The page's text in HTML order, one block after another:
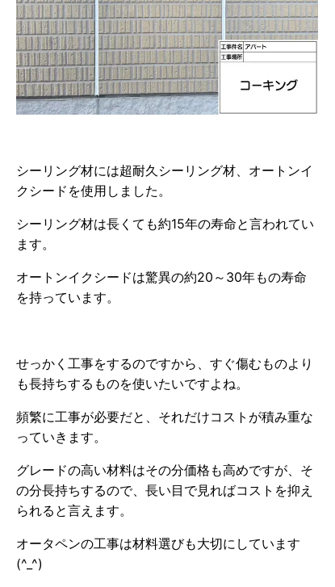
シーリング材には超耐久シーリング材、オートンイ
クシードを使用しました。
シーリング材は長くても約15年の寿命と言われてい
ます。
オートンイクシードは驚異の約20～30年もの寿命
を持っています。
せっかく工事をするのですから、すぐ傷むものより
も長持ちするものを使いたいですよね。
頻繁に工事が必要だと、それだけコストが積み重な
っていきます。
グレードの高い材料はその分価格も高めですが、そ
の分長持ちするので、長い目で見ればコストを抑え
られると言えます。
オータペンの工事は材料選びも大切にしています
(^_^)